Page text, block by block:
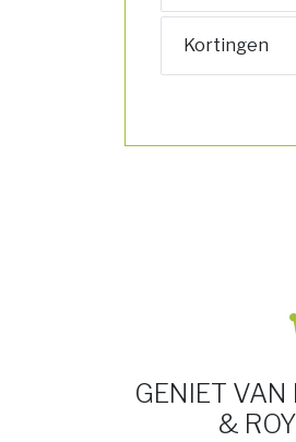
Kortingen
GENIET VAN
&